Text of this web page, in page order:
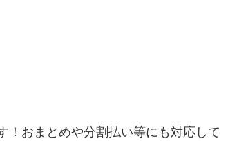
！おまとめや分割払い等にも対応して